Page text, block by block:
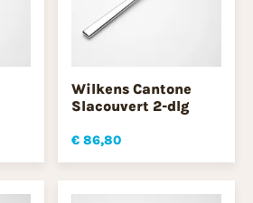
Wilkens Cantone
Slacouvert 2-dlg
€ 86,80